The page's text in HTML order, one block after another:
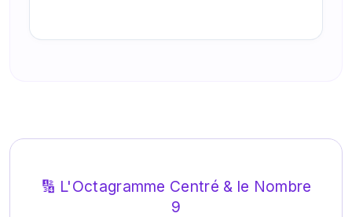
🔢 L'Octagramme Centré & le Nombre
9